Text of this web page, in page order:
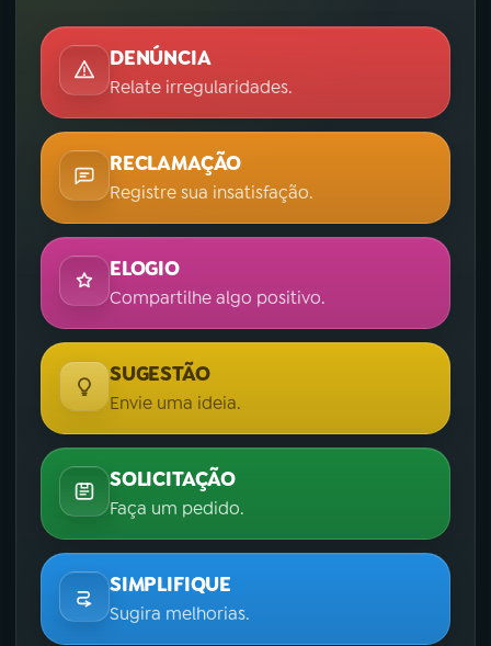
DENÚNCIA
Relate irregularidades.
RECLAMAÇÃO
Registre sua insatisfação.
ELOGIO
Compartilhe algo positivo.
SUGESTÃO
Envie uma ideia.
SOLICITAÇÃO
Faça um pedido.
SIMPLIFIQUE
Sugira melhorias.